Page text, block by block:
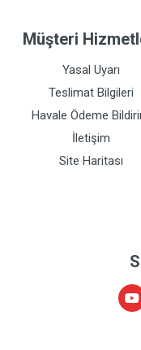
Müşteri
Yasal Uyarı
Teslimat Bilgileri
Havale Ödeme
İletişim
Site Haritası